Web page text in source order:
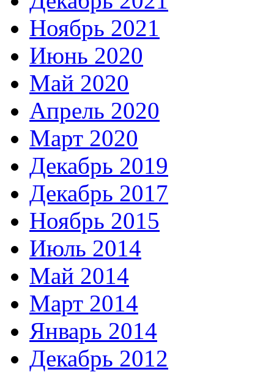
Ноябрь 2021
Июнь 2020
Май 2020
Апрель 2020
Март 2020
Декабрь 2019
Декабрь 2017
Ноябрь 2015
Июль 2014
Май 2014
Март 2014
Январь 2014
Декабрь 2012